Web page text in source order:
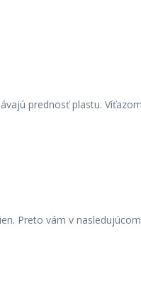
prednosť plastu.
Preto vám v